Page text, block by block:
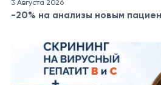
3 Августа 2026
-20% на анализы новым